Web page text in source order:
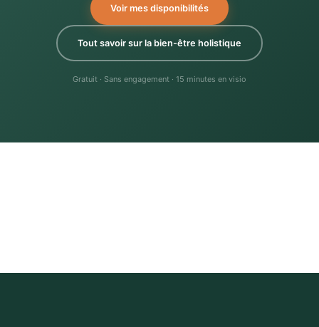
Voir mes disponibilités
Tout savoir sur la bien-être holistique
Gratuit · Sans engagement · 15 minutes en visio